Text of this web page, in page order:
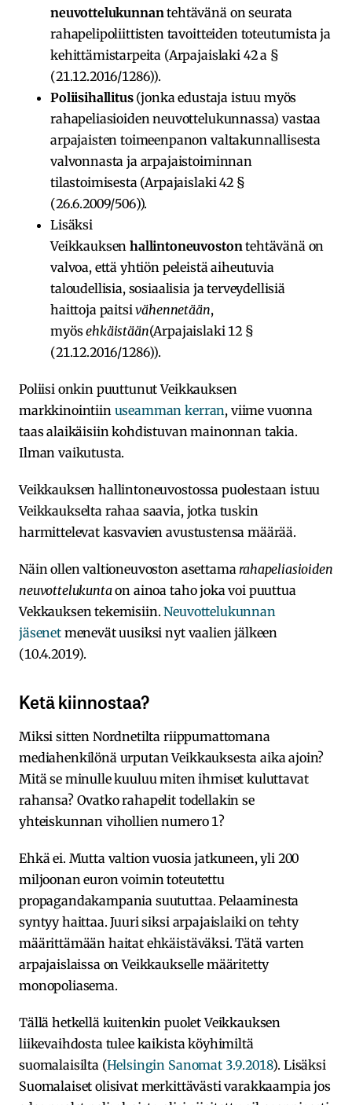
neuvottelukunnan tehtävänä on seurata
rahapelipoliittisten tavoitteiden toteutumista ja
kehittämistarpeita (Arpajaislaki 42 a §
(21.12.2016/1286)).
Poliisihallitus(jonka edustaja istuu myös
rahapeliasioiden neuvottelukunnassa) vastaa
arpajaisten toimeenpanon valtakunnallisesta
valvonnasta ja arpajaistoiminnan
tilastoimisesta (Arpajaislaki 42 §
(26.6.2009/506)).
Lisäksi
Veikkauksenhallintoneuvoston tehtävänä on
valvoa, että yhtiön peleistä aiheutuvia
taloudellisia, sosiaalisia ja terveydellisiä
haittoja paitsivähennetään,
myösehkäistään(Arpajaislaki 12 §
(21.12.2016/1286)).
Poliisi onkin puuttunut Veikkauksen
markkinointiin useamman kerran, viime vuonna
taas alaikäisiin kohdistuvan mainonnan takia.
Ilman vaikutusta.
Veikkauksen hallintoneuvostossa puolestaan istuu
Veikkaukselta rahaa saavia, jotka tuskin
harmittelevat kasvavien avustustensa määrää.
Näin ollen valtioneuvoston asettama rahapeliasioiden
neuvottelukuntaon ainoa taho joka voi puuttua
Vekkauksen tekemisiin.Neuvottelukunnan
jäsenetmenevät uusiksi nyt vaalien jälkeen
(10.4.2019).
Ketä kiinnostaa?
Miksi sitten Nordnetilta riippumattomana
mediahenkilönä urputan Veikkauksesta aika ajoin?
Mitä se minulle kuuluu miten ihmiset kuluttavat
rahansa? Ovatko rahapelit todellakin se
yhteiskunnan vihollien numero 1?
Ehkä ei. Mutta valtion vuosia jatkuneen, yli 200
miljoonan euron voimin toteutettu
propagandakampania suututtaa. Pelaaminesta
syntyy haittaa. Juuri siksi arpajaislaiki on tehty
määrittämään haitat ehkäistäväksi. Tätä varten
arpajaislaissa on Veikkaukselle määritetty
monopoliasema.
Tällä hetkellä kuitenkin puolet Veikkauksen
liikevaihdosta tulee kaikista köyhimiltä
suomalaisilta (Helsingin Sanomat 3.9.2018). Lisäksi
Suomalaiset olisivat merkittävästi varakkaampia jos